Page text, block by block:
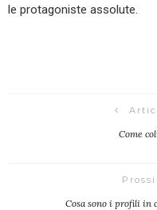
le protagoniste assolute.
Come
Cosa sono i profili in